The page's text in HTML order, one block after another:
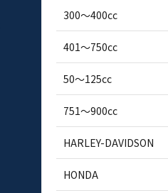
300〜400cc
401〜750cc
50〜125cc
751〜900cc
HARLEY-DAVIDSON
HONDA